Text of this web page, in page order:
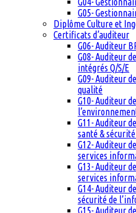
G05-
Diplôme Culture et
Certificats d’auditeur
G06- Auditeur
G08- Auditeur
intégrés Q/S/E
G09- Auditeur
qualité
G10- Auditeur
G11- Auditeur
santé &
G12- Auditeur
services
G13- Auditeur
services
G14- Auditeur
sécurité de
G15- Auditeur